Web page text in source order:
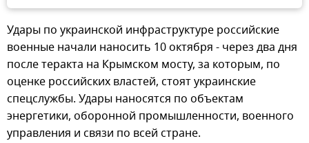
Удары по украинской инфраструктуре российские
военные начали наносить 10 октября - через два дня
после теракта на Крымском мосту, за которым, по
оценке российских властей, стоят украинские
спецслужбы. Удары наносятся по объектам
энергетики, оборонной промышленности, военного
управления и связи по всей стране.